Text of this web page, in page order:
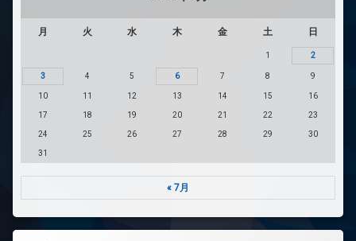
月 火 水 木 金 土 日
1 2
3 4 5 6 7 8 9
10 11 12 13 14 15 16
17 18 19 20 21 22 23
24 25 26 27 28 29 30
31
« 7月